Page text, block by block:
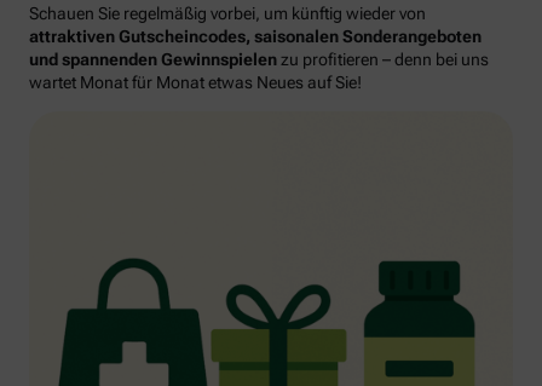
Schauen Sie regelmäßig vorbei, um künftig wieder von
attraktiven Gutscheincodes, saisonalen Sonderangeboten
und spannenden Gewinnspielenzu profitieren – denn bei uns
wartet Monat für Monat etwas Neues auf Sie!